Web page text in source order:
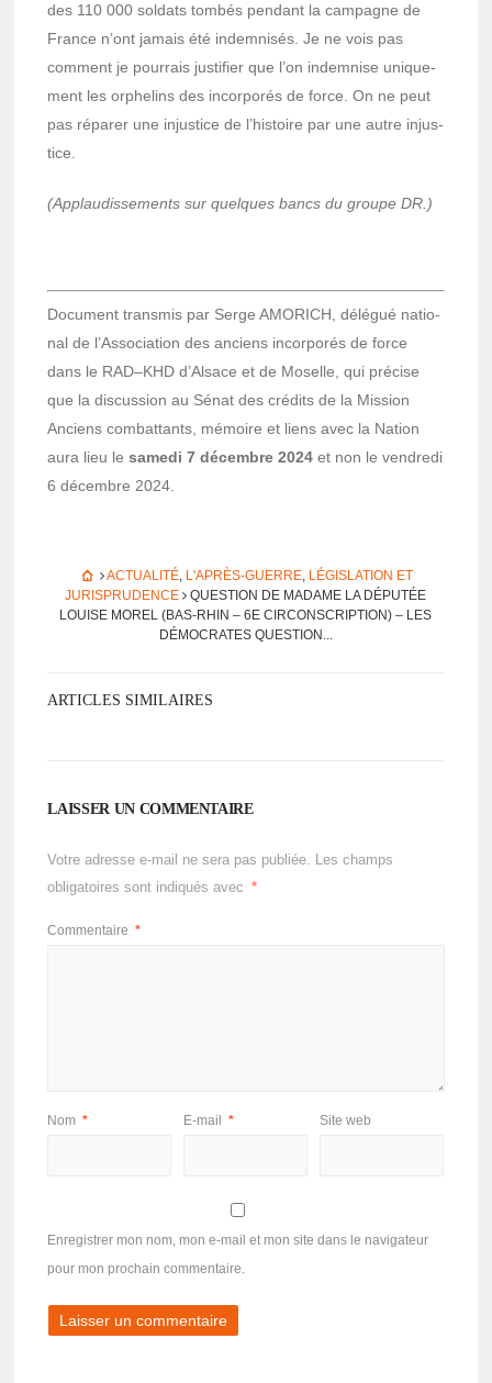
des 110 000 soldats tombés pendant la campagne de
France n’ont jamais été indem­ni­sés. Je ne vois pas
comment je pour­rais justi­fier que l’on indem­nise unique­
ment les orphe­lins des incor­po­rés de force. On ne peut
pas répa­rer une injus­tice de l’his­toire par une autre injus­
tice.
(Applau­dis­se­ments sur quelques bancs du groupe DR.)
Docu­ment trans­mis par Serge AMORICH, délé­gué natio­
nal de l’As­so­cia­tion des anciens incor­po­rés de force
dans le RAD–KHD d’Al­sace et de Moselle, qui précise
que la discus­sion au Sénat des crédits de la Mission
Anciens combat­tants, mémoire et liens avec la Nation
aura lieu lesamedi 7 décembre 2024 et non le vendredi
6 décembre 2024.
ACTUALITÉ, L'APRÈS-GUERRE, LÉGISLATION ET
JURISPRUDENCE
QUES­TION DE MADAME LA DÉPU­TÉE
LOUISE MOREL (BAS-RHIN – 6E CIRCONS­CRIP­TION) – LES
DÉMO­CRATES QUES­TION...
ARTICLES SIMILAIRES
LAISSER UN COMMENTAIRE
Votre adresse e-mail ne sera pas publiée. Les champs
obligatoires sont indiqués avec
*
Commentaire *
Nom * E-mail * Site web
Enregistrer mon nom, mon e-mail et mon site dans le navigateur
pour mon prochain commentaire.